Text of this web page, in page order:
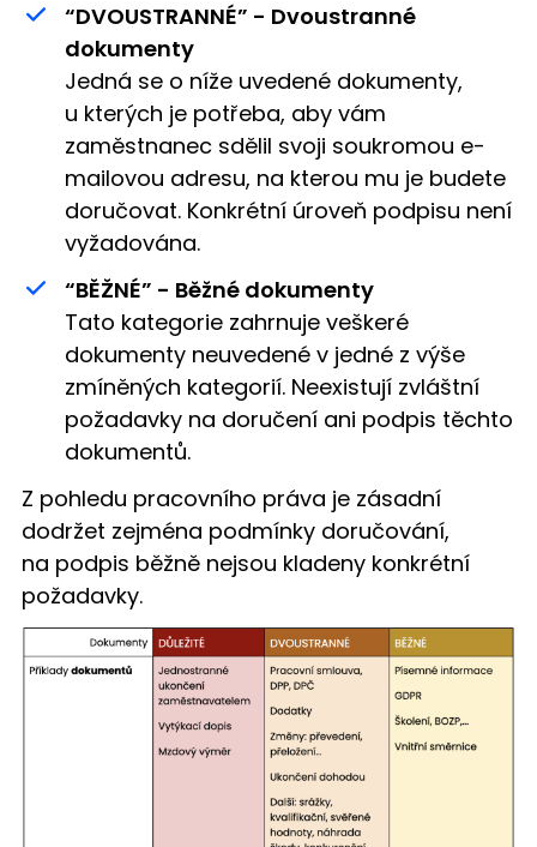
“DVOUSTRANNÉ” - Dvoustranné
dokumenty
Jedná se o níže uvedené dokumenty,
u kterých je potřeba, aby vám
zaměstnanec sdělil svoji soukromou e-
mailovou adresu, na kterou mu je budete
doručovat. Konkrétní úroveň podpisu není
vyžadována.
“BĚŽNÉ” - Běžné dokumenty
Tato kategorie zahrnuje veškeré
dokumenty neuvedené v jedné z výše
zmíněných kategorií. Neexistují zvláštní
požadavky na doručení ani podpis těchto
dokumentů.
Z pohledu pracovního práva je zásadní
dodržet zejména podmínky doručování,
na podpis běžně nejsou kladeny konkrétní
požadavky.